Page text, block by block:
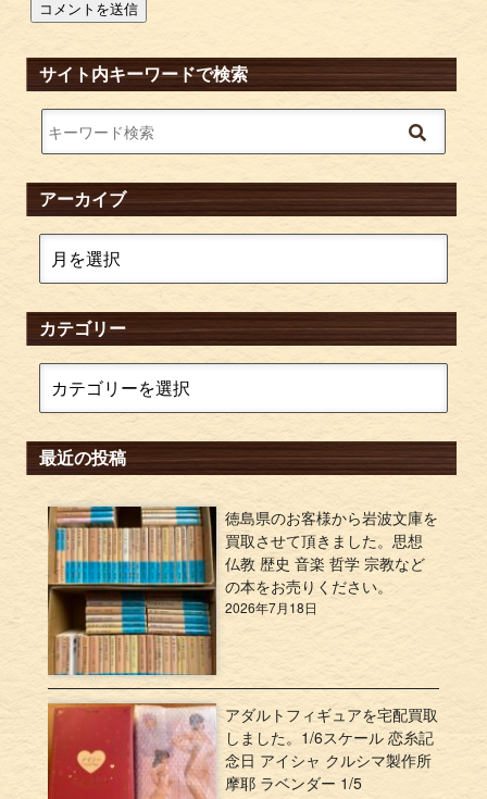
サイト内キーワードで検索
アーカイブ
カテゴリー
最近の投稿
徳島県のお客様から岩波文庫を
買取させて頂きました。思想
仏教 歴史 音楽 哲学 宗教など
の本をお売りください。
2026年7月18日
アダルトフィギュアを宅配買取
しました。1/6スケール 恋糸記
念日 アイシャ クルシマ製作所
摩耶 ラベンダー 1/5